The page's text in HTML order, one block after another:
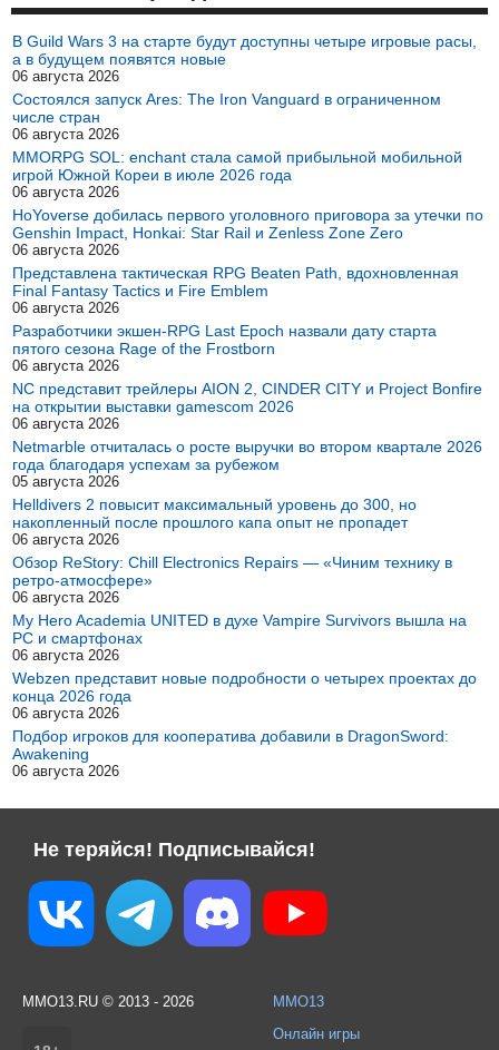
В Guild Wars 3 на старте будут доступны четыре игровые расы,
а в будущем появятся новые
06 августа 2026
Состоялся запуск Ares: The Iron Vanguard в ограниченном
числе стран
06 августа 2026
MMORPG SOL: enchant стала самой прибыльной мобильной
игрой Южной Кореи в июле 2026 года
06 августа 2026
HoYoverse добилась первого уголовного приговора за утечки по
Genshin Impact, Honkai: Star Rail и Zenless Zone Zero
06 августа 2026
Представлена тактическая RPG Beaten Path, вдохновленная
Final Fantasy Tactics и Fire Emblem
06 августа 2026
Разработчики экшен-RPG Last Epoch назвали дату старта
пятого сезона Rage of the Frostborn
06 августа 2026
NC представит трейлеры AION 2, CINDER CITY и Project Bonfire
на открытии выставки gamescom 2026
06 августа 2026
Netmarble отчиталась о росте выручки во втором квартале 2026
года благодаря успехам за рубежом
05 августа 2026
Helldivers 2 повысит максимальный уровень до 300, но
накопленный после прошлого капа опыт не пропадет
06 августа 2026
Обзор ReStory: Chill Electronics Repairs — «Чиним технику в
ретро-атмосфере»
06 августа 2026
My Hero Academia UNITED в духе Vampire Survivors вышла на
PC и смартфонах
06 августа 2026
Webzen представит новые подробности о четырех проектах до
конца 2026 года
06 августа 2026
Подбор игроков для кооператива добавили в DragonSword:
Awakening
06 августа 2026
Не теряйся! Подписывайся!
MMO13.RU © 2013 - 2026
MMO13
Онлайн игры